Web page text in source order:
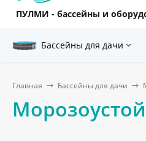
ПУЛМИ - бассейны и
Бассейны для дачи
Главная Бассейны для дачи